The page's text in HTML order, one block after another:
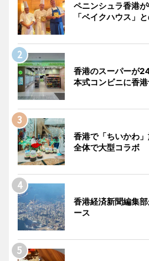
ペニンシュラ香港
「ベイクハウス」
香港のスーパーが
本式コンビニに香
香港で「ちいかわ
全体で大型コラボ
香港経済新聞編集
ース